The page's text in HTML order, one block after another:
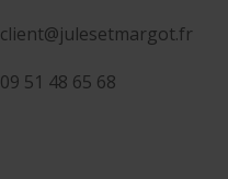
client@julesetmargot.fr
09 51 48 65 68